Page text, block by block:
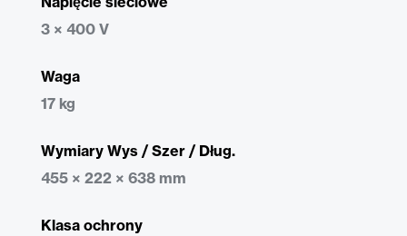
3 × 400 V
Waga
17 kg
Wymiary Wys / Szer / Dług.
455 × 222 × 638 mm
Klasa ochrony